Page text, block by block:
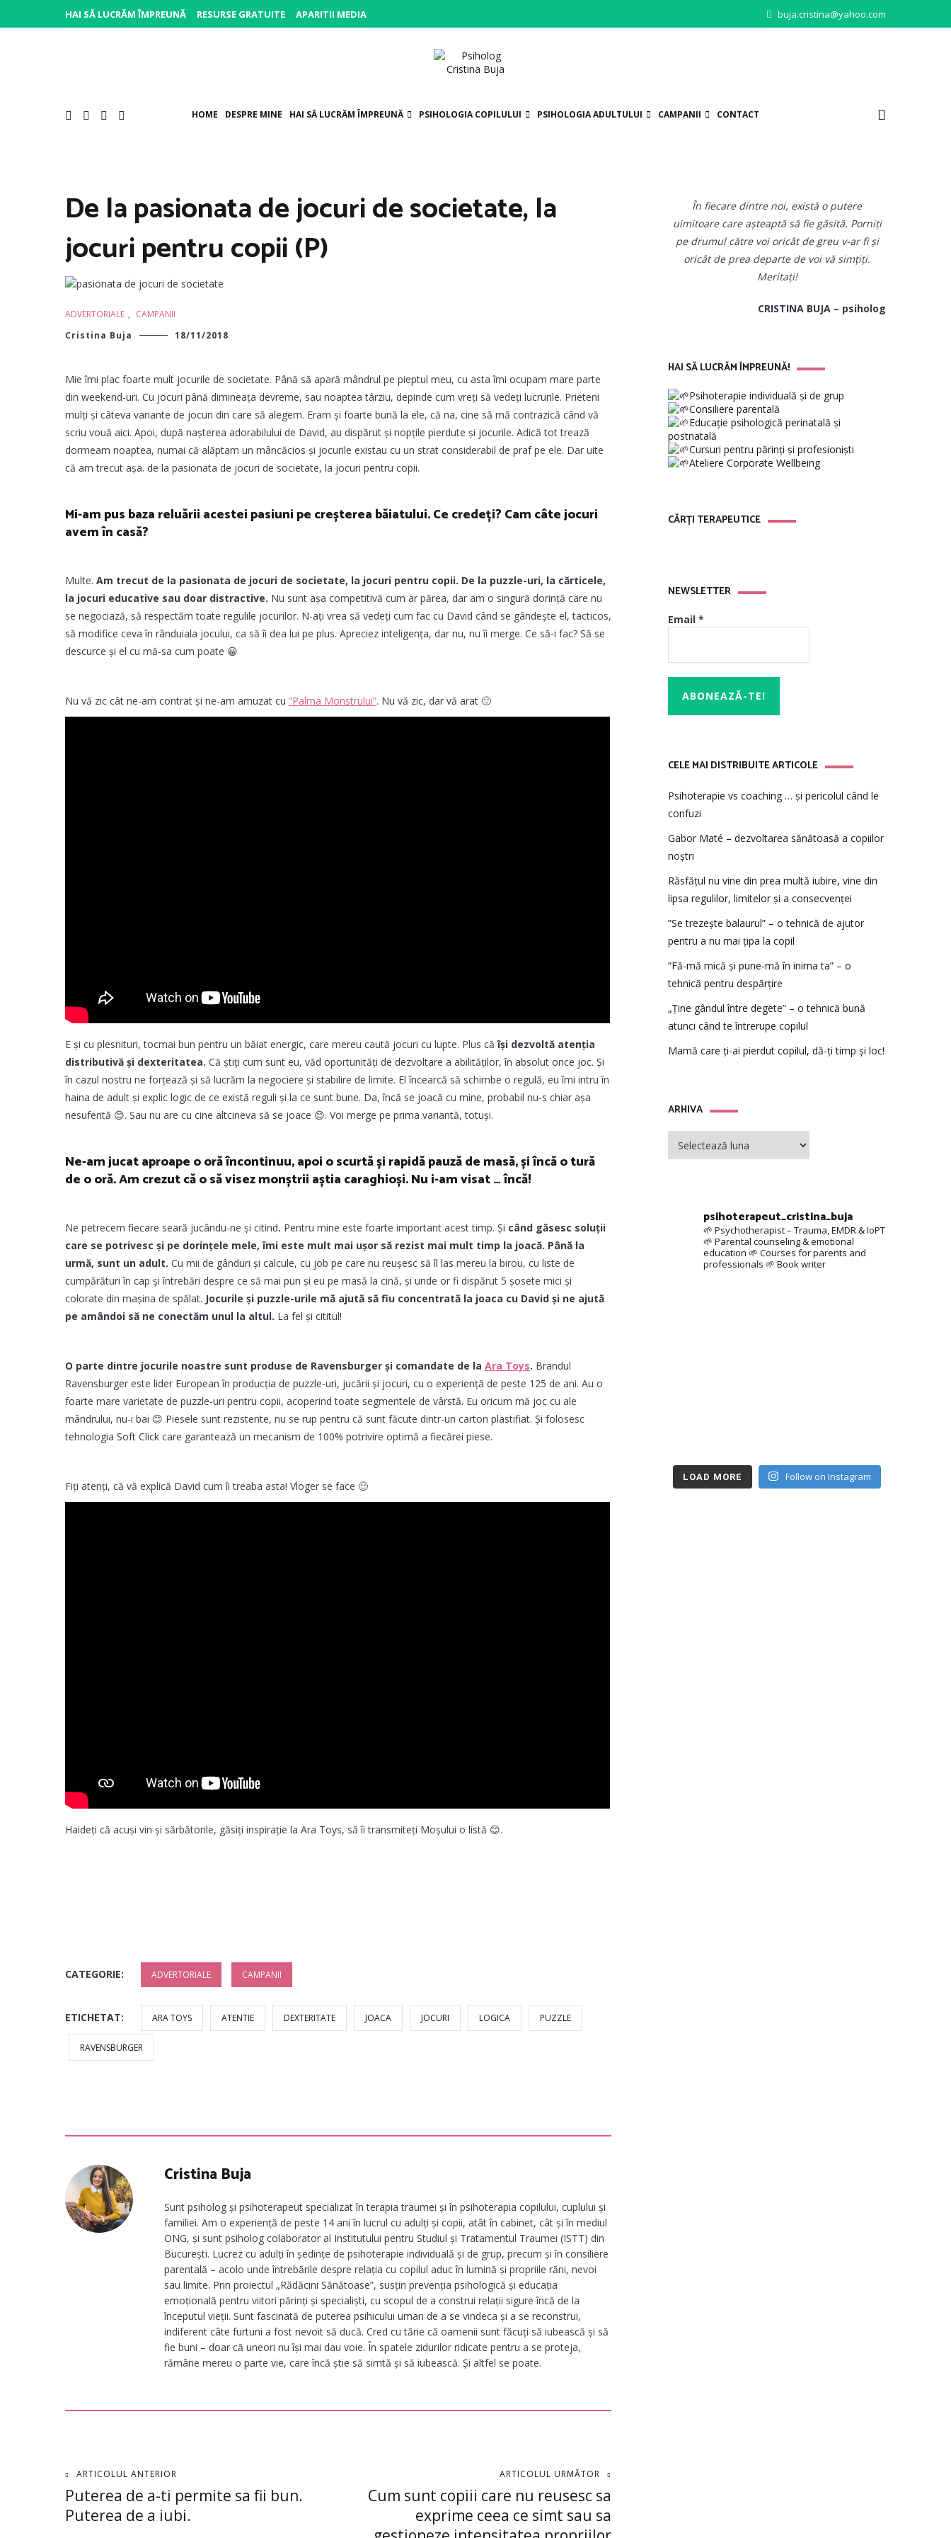
HAI SĂ LUCRĂM ÎMPREUNĂ RESURSE GRATUITE APARITII MEDIA buja.cristina@yahoo.com
HOME DESPRE MINE HAI SĂ LUCRĂM ÎMPREUNĂ PSIHOLOGIA COPILULUI PSIHOLOGIA ADULTULUI CAMPANII CONTACT
De la pasionata de jocuri de societate, la
jocuri pentru copii (P)
ADVERTORIALE , CAMPANII
Cristina Buja
18/11/2018
Mie îmi plac foarte mult jocurile de societate. Până să apară mândrul pe pieptul meu, cu asta îmi ocupam mare parte
din weekend-uri. Cu jocuri până dimineața devreme, sau noaptea târziu, depinde cum vreți să vedeți lucrurile. Prieteni
mulți și câteva variante de jocuri din care să alegem. Eram și foarte bună la ele, că na, cine să mă contrazică când vă
scriu vouă aici. Apoi, după nașterea adorabilului de David, au dispărut și nopțile pierdute și jocurile. Adică tot trează
dormeam noaptea, numai că alăptam un mâncăcios și jocurile existau cu un strat considerabil de praf pe ele. Dar uite
că am trecut așa. de la pasionata de jocuri de societate, la jocuri pentru copii.
Mi-am pus baza reluării acestei pasiuni pe creșterea băiatului. Ce credeți? Cam câte jocuri
avem în casă?
Multe. Am trecut de la pasionata de jocuri de societate, la jocuri pentru copii. De la puzzle-uri, la cărticele,
la jocuri educative sau doar distractive. Nu sunt așa competitivă cum ar părea, dar am o singură dorință care nu
se negociază, să respectăm toate regulile jocurilor. N-ați vrea să vedeți cum fac cu David când se gândește el, tacticos,
să modifice ceva în rânduiala jocului, ca să îi dea lui pe plus. Apreciez inteligența, dar nu, nu îi merge. Ce să-i fac? Să se
descurce și el cu mă-sa cum poate 😀
Nu vă zic cât ne-am contrat și ne-am amuzat cu ”Palma Monstrului”. Nu vă zic, dar vă arat 🙂
E și cu plesnituri, tocmai bun pentru un băiat energic, care mereu caută jocuri cu lupte. Plus căîși dezvoltă atenția
distributivă și dexteritatea. Că știți cum sunt eu, văd oportunități de dezvoltare a abilităților, în absolut orice joc. Și
în cazul nostru ne forțează și să lucrăm la negociere și stabilire de limite. El încearcă să schimbe o regulă, eu îmi intru în
haina de adult și explic logic de ce există reguli și la ce sunt bune. Da, încă se joacă cu mine, probabil nu-s chiar așa
nesuferită 😊. Sau nu are cu cine altcineva să se joace 😊. Voi merge pe prima variantă, totuși.
Ne-am jucat aproape o oră încontinuu, apoi o scurtă și rapidă pauză de masă, și încă o tură
de o oră. Am crezut că o să visez monștrii aștia caraghioși. Nu i-am visat … încă!
Ne petrecem fiecare seară jucându-ne și citind. Pentru mine este foarte important acest timp. Și când găsesc soluții
care se potrivesc și pe dorințele mele, îmi este mult mai ușor să rezist mai mult timp la joacă. Până la
urmă, sunt un adult. Cu mii de gânduri și calcule, cu job pe care nu reușesc să îl las mereu la birou, cu liste de
cumpărături în cap și întrebări despre ce să mai pun și eu pe masă la cină, și unde or fi dispărut 5 șosete mici și
colorate din mașina de spălat. Jocurile și puzzle-urile mă ajută să fiu concentrată la joaca cu David și ne ajută
pe amândoi să ne conectăm unul la altul. La fel și cititul!
O parte dintre jocurile noastre sunt produse de Ravensburger și comandate de la Ara Toys. Brandul
Ravensburger este lider European în producția de puzzle-uri, jucării și jocuri, cu o experiență de peste 125 de ani. Au o
foarte mare varietate de puzzle-uri pentru copii, acoperind toate segmentele de vârstă. Eu oricum mă joc cu ale
mândrului, nu-i bai 😊 Piesele sunt rezistente, nu se rup pentru că sunt făcute dintr-un carton plastifiat. Și folosesc
tehnologia Soft Click care garantează un mecanism de 100% potrivire optimă a fiecărei piese.
Fiți atenți, că vă explică David cum îi treaba asta! Vloger se face 🙂
Haideți că acuși vin și sărbătorile, găsiți inspirație la Ara Toys, să îi transmiteți Moșului o listă 😊.
CATEGORIE: ADVERTORIALE CAMPANII
ETICHETAT: ARA TOYS ATENTIE DEXTERITATE JOACA JOCURI LOGICA PUZZLE
RAVENSBURGER
Cristina Buja
Sunt psiholog și psihoterapeut specializat în terapia traumei și în psihoterapia copilului, cuplului și
familiei. Am o experiență de peste 14 ani în lucrul cu adulți și copii, atât în cabinet, cât și în mediul
ONG, și sunt psiholog colaborator al Institutului pentru Studiul și Tratamentul Traumei (ISTT) din
București. Lucrez cu adulți în ședințe de psihoterapie individuală și de grup, precum și în consiliere
parentală – acolo unde întrebările despre relația cu copilul aduc în lumină și propriile răni, nevoi
sau limite. Prin proiectul „Rădăcini Sănătoase”, susțin prevenția psihologică și educația
emoțională pentru viitori părinți și specialiști, cu scopul de a construi relații sigure încă de la
începutul vieții. Sunt fascinată de puterea psihicului uman de a se vindeca și a se reconstrui,
indiferent câte furtuni a fost nevoit să ducă. Cred cu tărie că oamenii sunt făcuți să iubească și să
fie buni – doar că uneori nu își mai dau voie. În spatele zidurilor ridicate pentru a se proteja,
rămâne mereu o parte vie, care încă știe să simtă și să iubească. Și altfel se poate.
Navigare
în
ARTICOLUL ANTERIOR
Puterea de a-ti permite sa fii bun.
Puterea de a iubi.
ARTICOLUL URMĂTOR
Cum sunt copiii care nu reusesc sa
exprime ceea ce simt sau sa
În fiecare dintre noi, există o putere
uimitoare care așteaptă să fie găsită. Porniți
pe drumul către voi oricât de greu v-ar fi și
oricât de prea departe de voi vă simțiți.
Meritați!
CRISTINA BUJA – psiholog
HAI SĂ LUCRĂM ÎMPREUNĂ!
Psihoterapie individuală și de grup
Consiliere parentală
Educație psihologică perinatală și
postnatală
Cursuri pentru părinți și profesioniști
Ateliere Corporate Wellbeing
CĂRȚI TERAPEUTICE
NEWSLETTER
Email *
CELE MAI DISTRIBUITE ARTICOLE
Psihoterapie vs coaching … și pericolul când le
confuzi
Gabor Maté – dezvoltarea sănătoasă a copiilor
noștri
Răsfățul nu vine din prea multă iubire, vine din
lipsa regulilor, limitelor și a consecvenței
”Se trezește balaurul” – o tehnică de ajutor
pentru a nu mai țipa la copil
”Fă-mă mică și pune-mă în inima ta” – o
tehnică pentru despărțire
„Ține gândul între degete” – o tehnică bună
atunci când te întrerupe copilul
Mamă care ți-ai pierdut copilul, dă-ți timp și loc!
ARHIVAARHIVA
psihoterapeut_cristina_buja
🌱 Psychotherapist – Trauma, EMDR & IoPT
🌱 Parental counseling & emotional
education 🌱 Courses for parents and
professionals 🌱 Book writer
LOAD MORE Follow on Instagram